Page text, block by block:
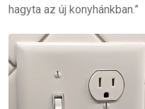
hagyta az új konyhánkban.”